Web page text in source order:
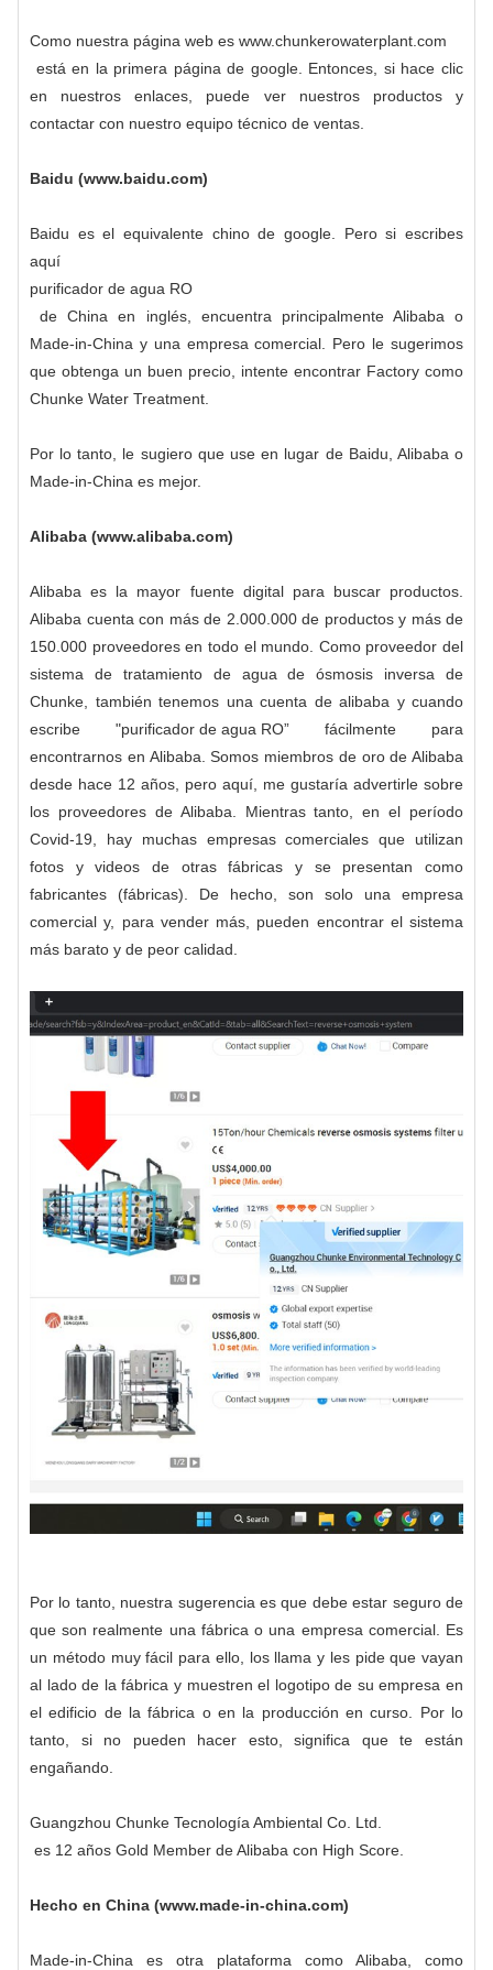
Como nuestra página web es www.chunkerowaterplant.com
está en la primera página de google. Entonces, si hace clic
en nuestros enlaces, puede ver nuestros productos y
contactar con nuestro equipo técnico de ventas.
Baidu (www.baidu.com)
Baidu es el equivalente chino de google. Pero si escribes
aquí
purificador de agua RO
de China en inglés, encuentra principalmente Alibaba o
Made-in-China y una empresa comercial. Pero le sugerimos
que obtenga un buen precio, intente encontrar Factory como
Chunke Water Treatment.
Por lo tanto, le sugiero que use en lugar de Baidu, Alibaba o
Made-in-China es mejor.
Alibaba (www.alibaba.com)
Alibaba es la mayor fuente digital para buscar productos.
Alibaba cuenta con más de 2.000.000 de productos y más de
150.000 proveedores en todo el mundo. Como proveedor del
sistema de tratamiento de agua de ósmosis inversa de
Chunke, también tenemos una cuenta de alibaba y cuando
escribe "purificador de agua RO” fácilmente para
encontrarnos en Alibaba. Somos miembros de oro de Alibaba
desde hace 12 años, pero aquí, me gustaría advertirle sobre
los proveedores de Alibaba. Mientras tanto, en el período
Covid-19, hay muchas empresas comerciales que utilizan
fotos y videos de otras fábricas y se presentan como
fabricantes (fábricas). De hecho, son solo una empresa
comercial y, para vender más, pueden encontrar el sistema
más barato y de peor calidad.
Por lo tanto, nuestra sugerencia es que debe estar seguro de
que son realmente una fábrica o una empresa comercial. Es
un método muy fácil para ello, los llama y les pide que vayan
al lado de la fábrica y muestren el logotipo de su empresa en
el edificio de la fábrica o en la producción en curso. Por lo
tanto, si no pueden hacer esto, significa que te están
engañando.
Guangzhou Chunke Tecnología Ambiental Co. Ltd.
es 12 años Gold Member de Alibaba con High Score.
Hecho en China (www.made-in-china.com)
Made-in-China es otra plataforma como Alibaba, como